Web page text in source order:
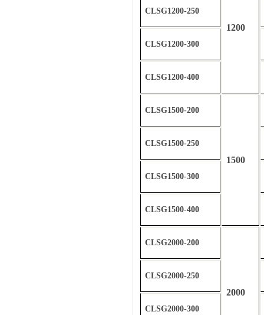
1200
CLSG1200-250
CLSG1200-300
CLSG1200-400
CLSG1500-200
1500
CLSG1500-250
CLSG1500-300
CLSG1500-400
CLSG2000-200
2000
CLSG2000-250
CLSG2000-300